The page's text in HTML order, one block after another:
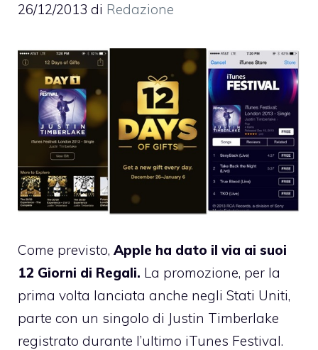
26/12/2013 di Redazione
Come previsto, Apple ha dato il via ai suoi
12 Giorni di Regali. La promozione, per la
prima volta lanciata anche negli Stati Uniti,
parte con un singolo di Justin Timberlake
registrato durante l’ultimo iTunes Festival.